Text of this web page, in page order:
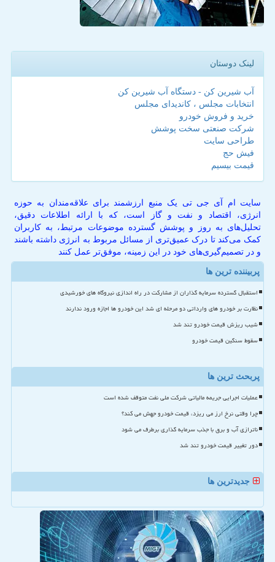
لینک دوستان
آب شیرین کن - دستگاه آب شیرین کن
انتخابات مجلس ، کاندیدای مجلس
خرید و فروش خودرو
شرکت صنعتی سخت پوشش
طراحی سایت
فیش حج
قیمت بیسیم
سایت ام آی جی تی یک منبع ارزشمند برای علاقه‌مندان به حوزه
انرژی، اقتصاد و نفت و گاز است، که با ارائه اطلاعات دقیق،
تحلیل‌های به روز و پوشش گسترده موضوعات مرتبط، به کاربران
کمک می‌کند تا درک عمیق‌تری از مسائل مربوط به انرژی داشته باشند
و در تصمیم‌گیری‌های خود در این زمینه، موفق‌تر عمل کنند
پربیننده ترین ها
استقبال گسترده سرمایه گذاران از مشارکت در راه اندازی نیروگاه های خورشیدی
نظارت بر خودرو های وارداتی دو مرحله ای شد این خودرو ها اجازه ورود ندارند
شیب ریزش قیمت خودرو تند شد
سقوط سنگین قیمت خودرو
پربحث ترین ها
عملیات اجرایی جریمه مالیاتی شرکت ملی نفت متوقف شده است
چرا وقتی نرخ ارز می ریزد، قیمت خودرو جهش می کند؟
ناترازی آب و برق با جذب سرمایه گذاری برطرف می شود
دور تغییر قیمت خودرو تند شد
جدیدترین ها